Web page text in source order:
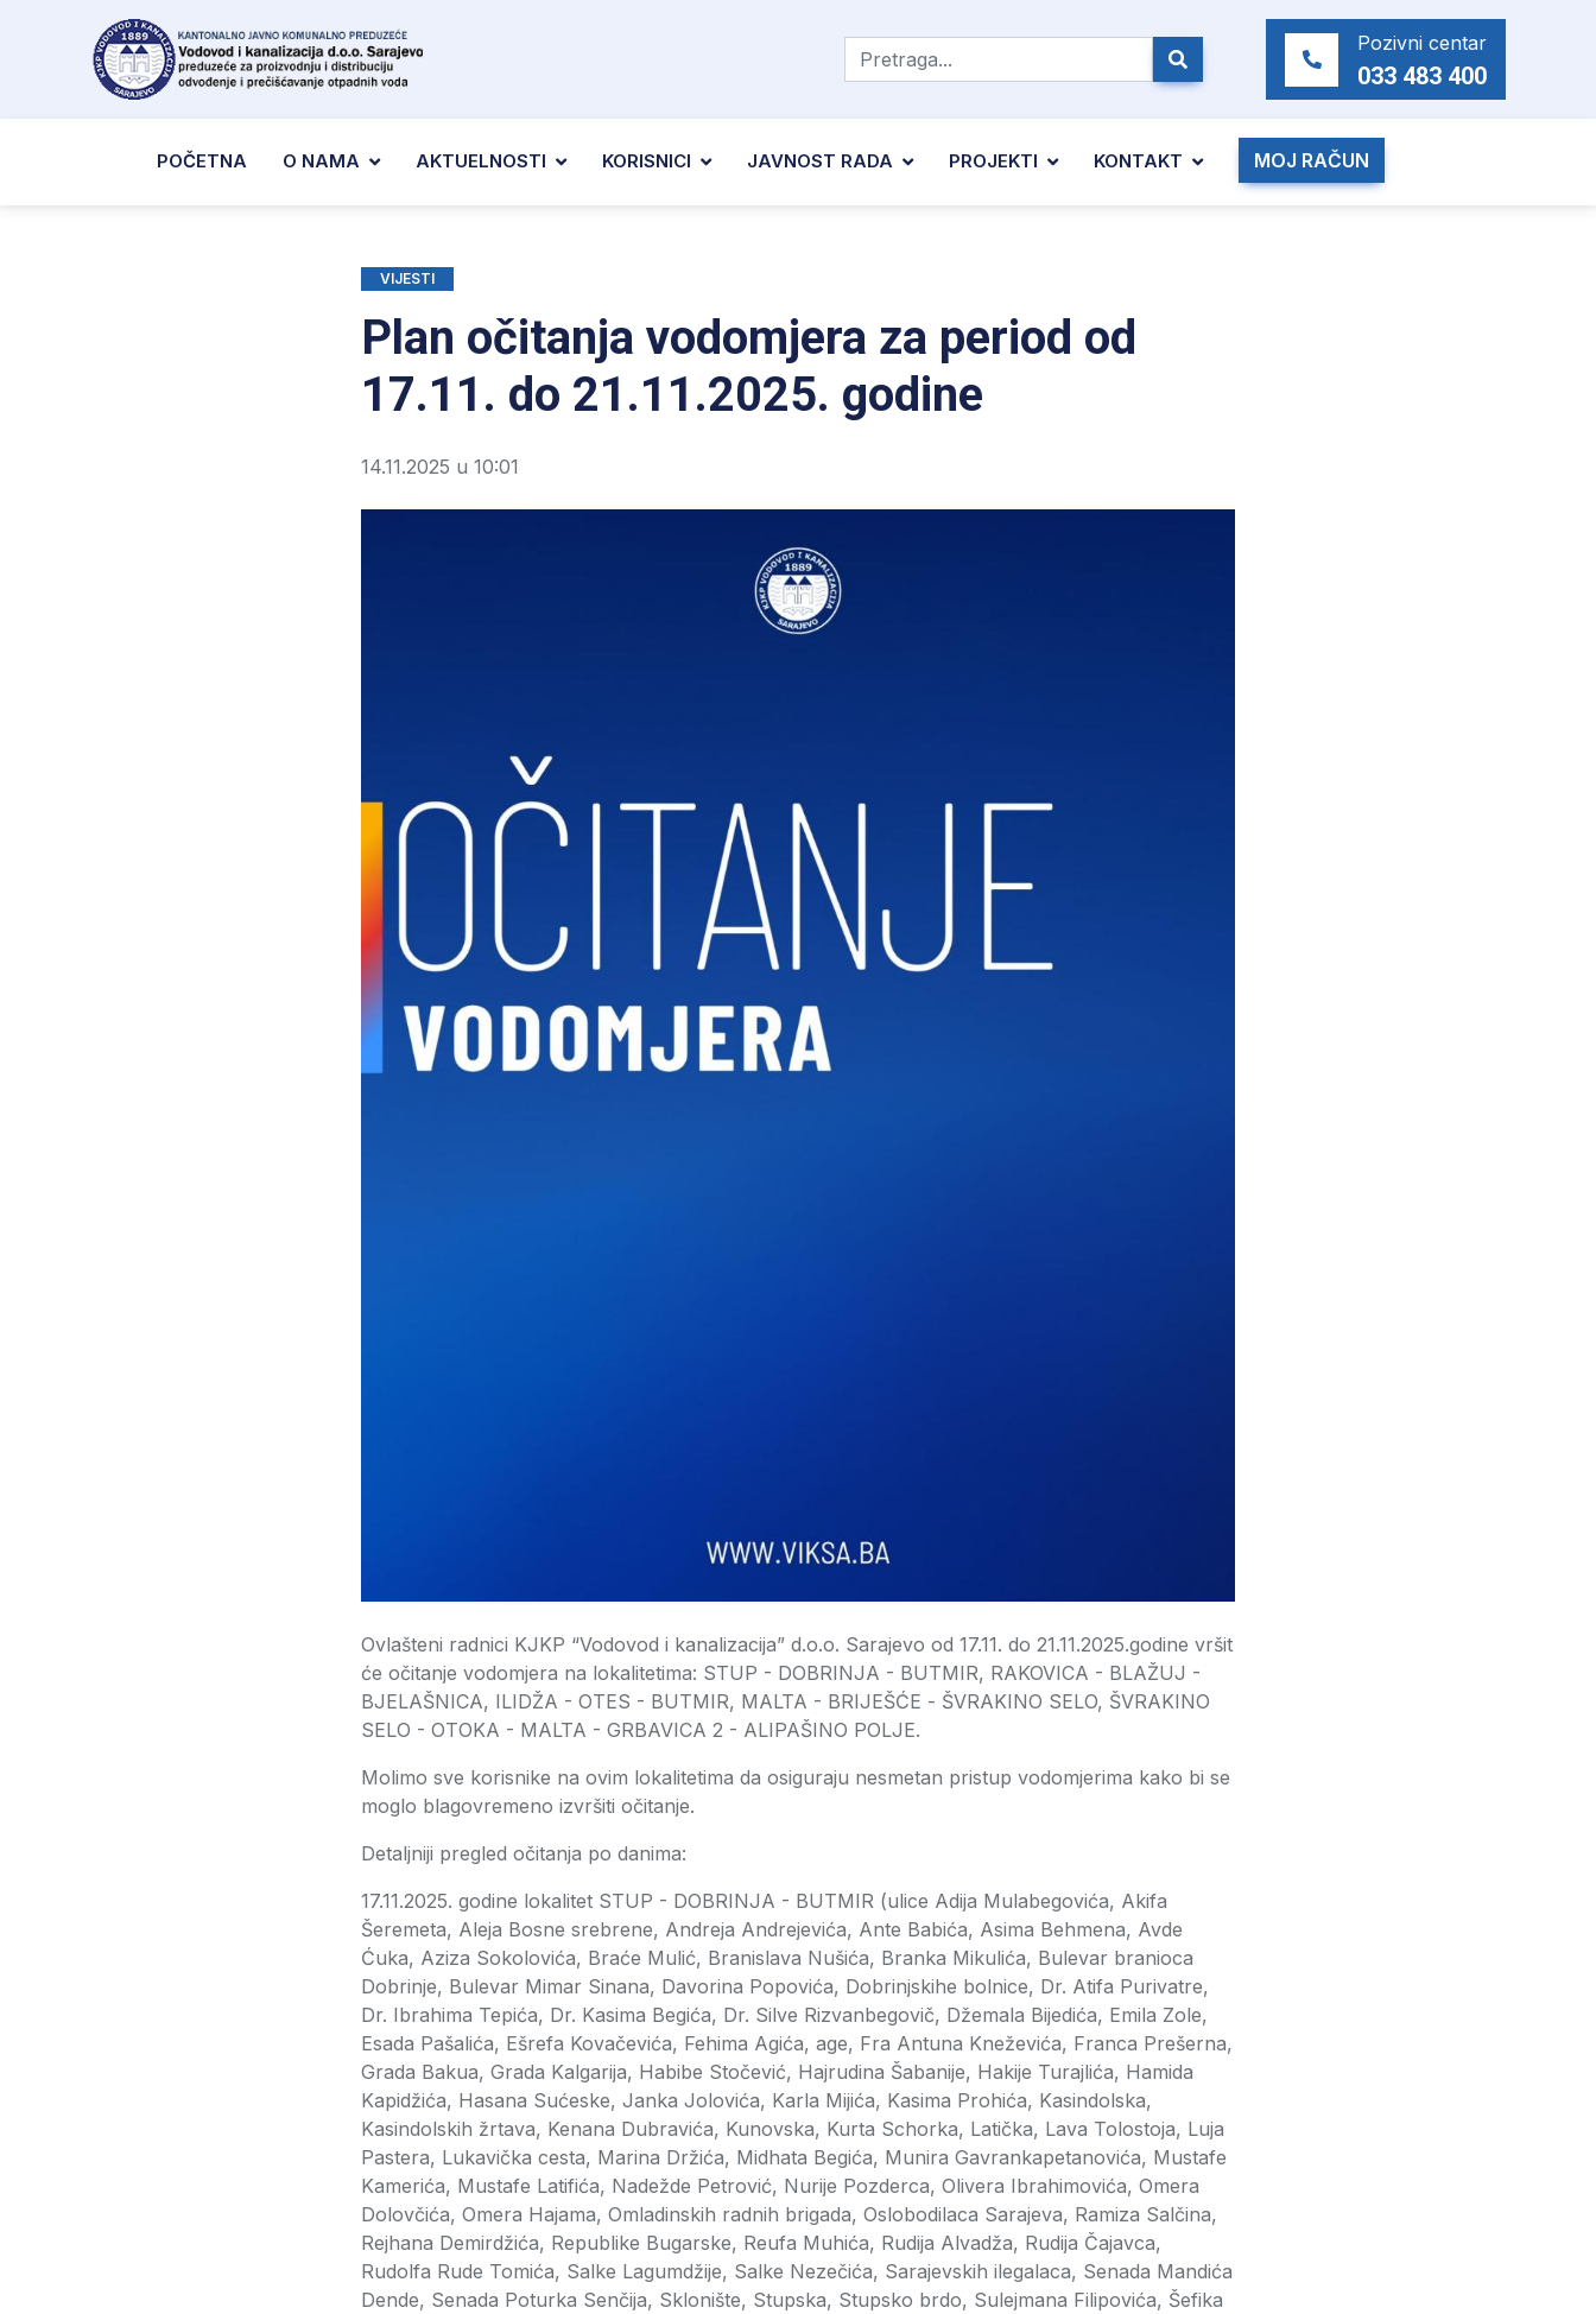
Pozivni centar
033 483 400
POČETNA O NAMA AKTUELNOSTI KORISNICI JAVNOST RADA PROJEKTI KONTAKT MOJ RAČUN
VIJESTI
Plan očitanja vodomjera za period od
17.11. do 21.11.2025. godine
14.11.2025 u 10:01
Ovlašteni radnici KJKP “Vodovod i kanalizacija” d.o.o. Sarajevo od 17.11. do 21.11.2025.godine vršit
će očitanje vodomjera na lokalitetima: STUP - DOBRINJA - BUTMIR, RAKOVICA - BLAŽUJ -
BJELAŠNICA, ILIDŽA - OTES - BUTMIR, MALTA - BRIJEŠĆE - ŠVRAKINO SELO, ŠVRAKINO
SELO - OTOKA - MALTA - GRBAVICA 2 - ALIPAŠINO POLJE.
Molimo sve korisnike na ovim lokalitetima da osiguraju nesmetan pristup vodomjerima kako bi se
moglo blagovremeno izvršiti očitanje.
Detaljniji pregled očitanja po danima:
17.11.2025. godine lokalitet STUP - DOBRINJA - BUTMIR (ulice Adija Mulabegovića, Akifa
Šeremeta, Aleja Bosne srebrene, Andreja Andrejevića, Ante Babića, Asima Behmena, Avde
Ćuka, Aziza Sokolovića, Braće Mulić, Branislava Nušića, Branka Mikulića, Bulevar branioca
Dobrinje, Bulevar Mimar Sinana, Davorina Popovića, Dobrinjskihe bolnice, Dr. Atifa Purivatre,
Dr. Ibrahima Tepića, Dr. Kasima Begića, Dr. Silve Rizvanbegovič, Džemala Bijedića, Emila Zole,
Esada Pašalića, Ešrefa Kovačevića, Fehima Agića, age, Fra Antuna Kneževića, Franca Prešerna,
Grada Bakua, Grada Kalgarija, Habibe Stočević, Hajrudina Šabanije, Hakije Turajlića, Hamida
Kapidžića, Hasana Sućeske, Janka Jolovića, Karla Mijića, Kasima Prohića, Kasindolska,
Kasindolskih žrtava, Kenana Dubravića, Kunovska, Kurta Schorka, Latička, Lava Tolostoja, Luja
Pastera, Lukavička cesta, Marina Držića, Midhata Begića, Munira Gavrankapetanovića, Mustafe
Kamerića, Mustafe Latifića, Nadežde Petrović, Nurije Pozderca, Olivera Ibrahimovića, Omera
Dolovčića, Omera Hajama, Omladinskih radnih brigada, Oslobodilaca Sarajeva, Ramiza Salčina,
Rejhana Demirdžića, Republike Bugarske, Reufa Muhića, Rudija Alvadža, Rudija Čajavca,
Rudolfa Rude Tomića, Salke Lagumdžije, Salke Nezečića, Sarajevskih ilegalaca, Senada Mandića
Dende, Senada Poturka Senčija, Sklonište, Stupska, Stupsko brdo, Sulejmana Filipovića, Šefika